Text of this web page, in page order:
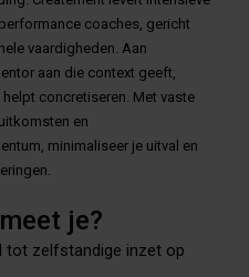
coaches, gericht
vaardigheden. Aan
aan die context geeft,
concretiseren. Met vaste
en
minimaliseer je uitval en
je?
tot zelfstandige inzet op